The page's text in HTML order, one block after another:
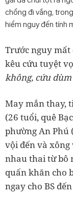
chồng đi vắng,
hiểm nguy đến tính
Trước nguy mất
kêu cứu tuyệt
không, cứu
May mắn thay,
(26 tuổi, quê
phường An Phú
vội đến và
nhau thai từ bô
quấn khăn cho
ngay cho BS